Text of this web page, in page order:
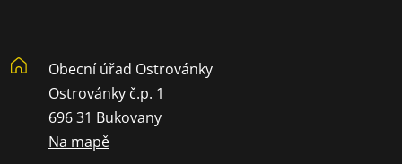
Obecní úřad Ostrovánky
Ostrovánky č.p. 1
696 31 Bukovany
Na mapě